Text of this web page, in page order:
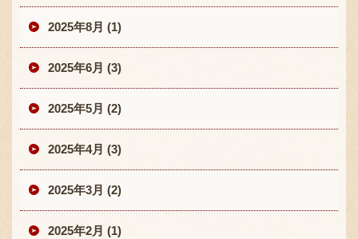
2025年8月 (1)
2025年6月 (3)
2025年5月 (2)
2025年4月 (3)
2025年3月 (2)
2025年2月 (1)